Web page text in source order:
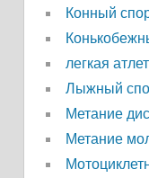
Конный
легкая
Лыжный
Метание
Метание